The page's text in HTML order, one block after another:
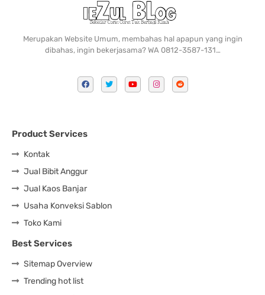
Merupakan Website Umum, membahas hal apapun yang ingin
dibahas, ingin bekerjasama? WA 0812-3587-131…
Product Services
Kontak
Jual Bibit Anggur
Jual Kaos Banjar
Usaha Konveksi Sablon
Toko Kami
Best Services
Sitemap Overview
Trending hot list